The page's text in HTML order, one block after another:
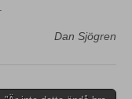
Dan Sjögren